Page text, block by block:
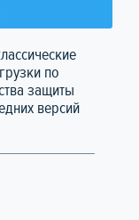
по
защиты
версий